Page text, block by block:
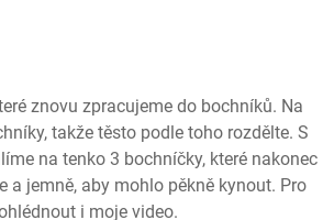
znovu zpracujeme do bochníků. Na
takže těsto podle toho rozdělte. S
na tenko 3 bochníčky, které nakonec
a jemně, aby mohlo pěkně kynout. Pro
i moje video.